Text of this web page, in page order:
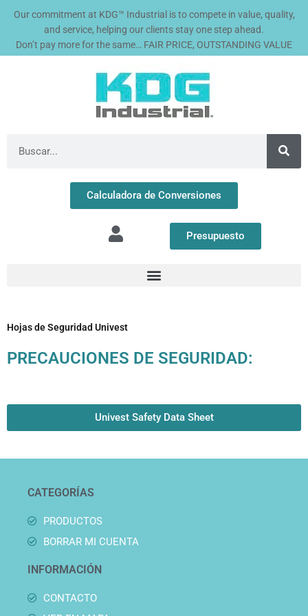
Our commitment at KDG™ Industrial is to compete in value, quality,
and service, helping our clients stay one step ahead.
Don’t pay more for the same… FAIR PRICE, OUTSTANDING VALUE
Calculadora de Conversiones
Presupuesto
Hojas de Seguridad Univest
PRECAUCIONES DE SEGURIDAD:
Univest Safety Data Sheet
CATEGORÍAS
PRODUCTOS
BORRAR MI CUENTA
INFORMACIÓN
CONTACTO